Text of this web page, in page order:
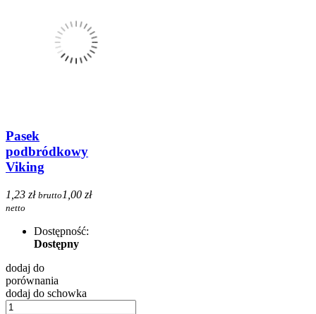
Pasek
podbródkowy
Viking
1,23 zł brutto 1,00 zł
netto
Dostępność:
Dostępny
dodaj do
porównania
dodaj do schowka